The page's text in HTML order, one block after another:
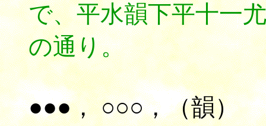
で、平水韻下平十一
の通り。
●●●， ○○○，（韻）